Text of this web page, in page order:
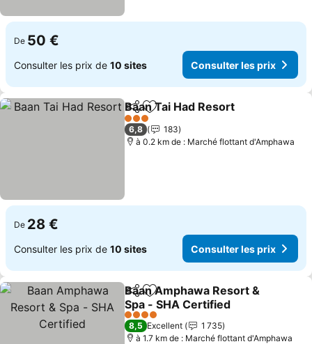
De 50 €
Consulter les prix de 10 sites Consulter les prix
PartagerAjouter à mes favoris
Baan Tai Had Resort
3 Étoiles
6,8
183
à 0.2 km de : Marché flottant d'Amphawa
De 28 €
Consulter les prix de 10 sites Consulter les prix
PartagerAjouter à mes favoris
Baan Amphawa Resort &
Spa - SHA Certified
Consulter les prix
4 Étoiles
8,5 Excellent
1 735
à 1.7 km de : Marché flottant d'Amphawa